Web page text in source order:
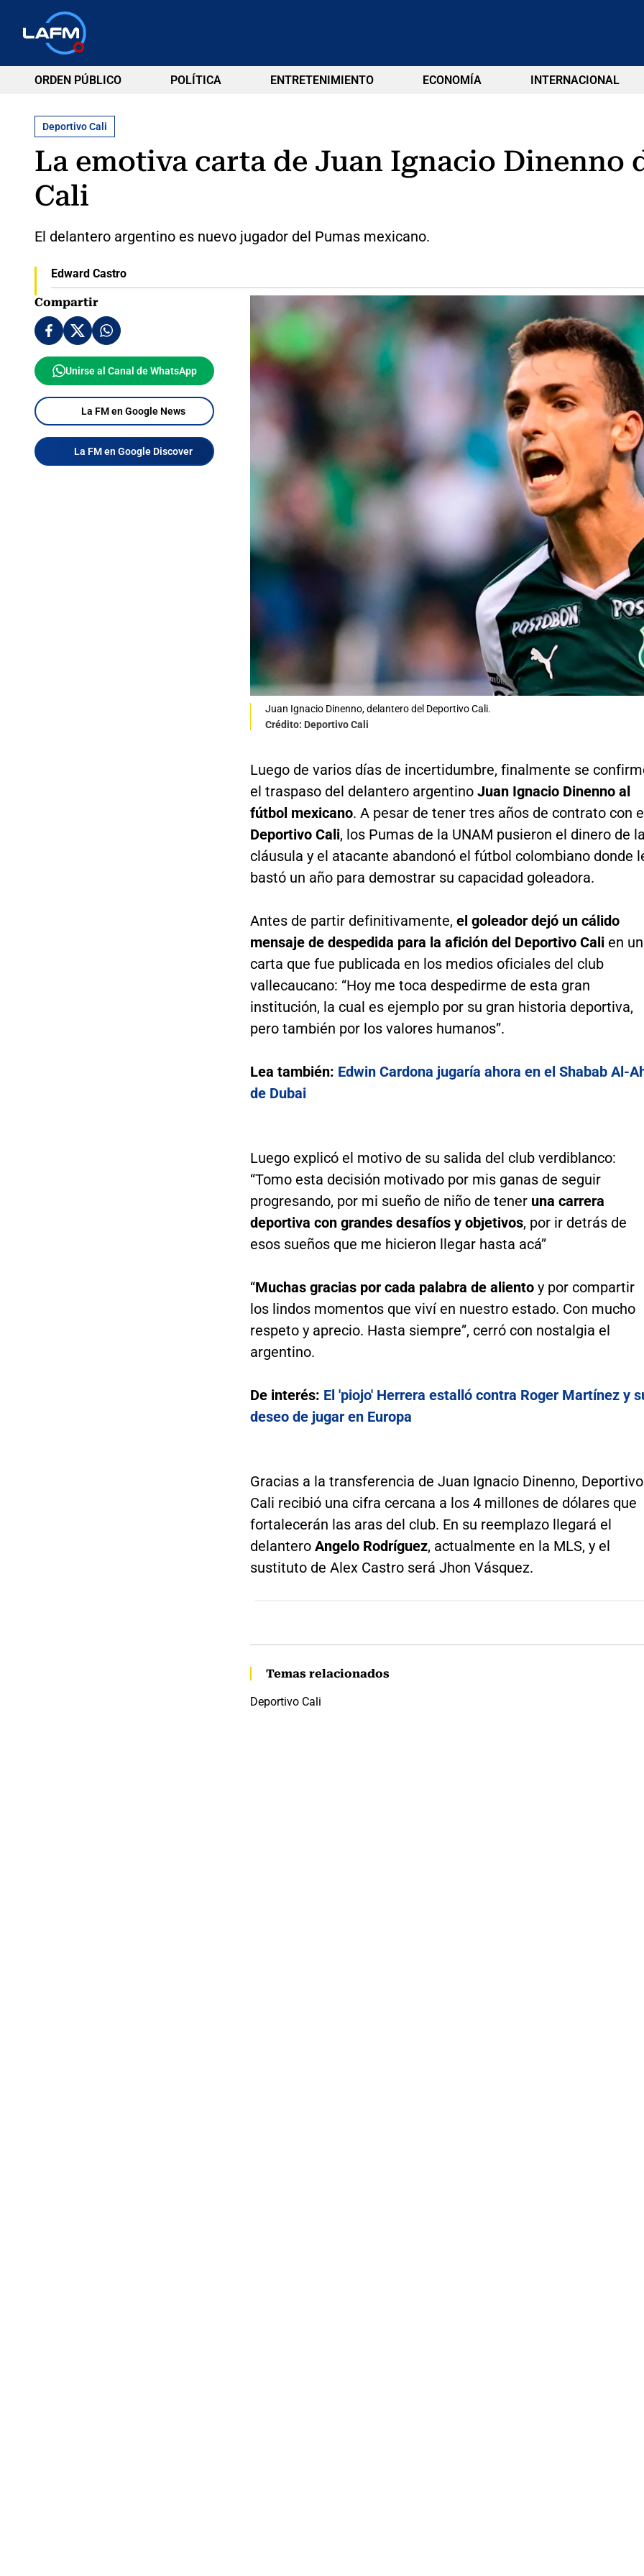
ORDEN PÚBLICO POLÍTICA ENTRETENIMIENTO ECONOMÍA INTERNACIONAL
Deportivo Cali
La emotiva carta de Juan Ignacio Dinenno
Cali
El delantero argentino es nuevo jugador del Pumas mexicano.
Edward Castro
Compartir
Unirse al Canal de WhatsApp
La FM en Google News
La FM en Google Discover
Juan Ignacio Dinenno, delantero del Deportivo Cali.
Crédito: Deportivo Cali
Luego de varios días de incertidumbre, finalmente se
el traspaso del delantero argentino Juan Ignacio Dinenno al
fútbol mexicano. A pesar de tener tres años de contrato con
Deportivo Cali, los Pumas de la UNAM pusieron el dinero de
cláusula y el atacante abandonó el fútbol colombiano donde
bastó un año para demostrar su capacidad goleadora.
Antes de partir definitivamente, el goleador dejó un cálido
mensaje de despedida para la afición del Deportivo Calien
carta que fue publicada en los medios oficiales del club
vallecaucano: “Hoy me toca despedirme de esta gran
institución, la cual es ejemplo por su gran historia deportiva,
pero también por los valores humanos”.
Lea también: Edwin Cardona jugaría ahora en el Shabab Al-
de Dubai
Luego explicó el motivo de su salida del club verdiblanco:
“Tomo esta decisión motivado por mis ganas de seguir
progresando, por mi sueño de niño de teneruna carrera
deportiva con grandes desafíos y objetivos, por ir detrás de
esos sueños que me hicieron llegar hasta acá”
“Muchas gracias por cada palabra de alientoy por compartir
los lindos momentos que viví en nuestro estado. Con mucho
respeto y aprecio. Hasta siempre”, cerró con nostalgia el
argentino.
De interés: El 'piojo' Herrera estalló contra Roger Martínez y
deseo de jugar en Europa
Gracias a la transferencia de Juan Ignacio Dinenno, Deportivo
Cali recibió una cifra cercana a los 4 millones de dólares que
fortalecerán las aras del club. En su reemplazo llegará el
delantero Angelo Rodríguez, actualmente en la MLS, y el
sustituto de Alex Castro será Jhon Vásquez.
Temas relacionados
Deportivo Cali